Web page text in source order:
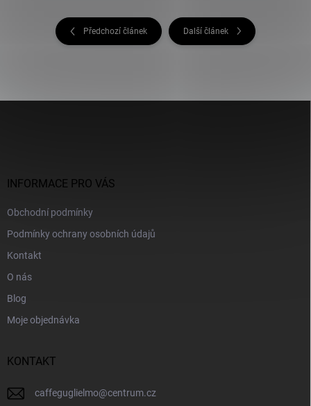
Předchozí článek Další článek
INFORMACE PRO VÁS
Obchodní podmínky
Podmínky ochrany osobních údajů
Kontakt
O nás
Blog
Moje objednávka
KONTAKT
caffeguglielmo@centrum.cz